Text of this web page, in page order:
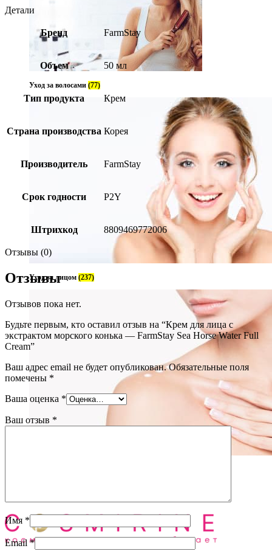
Уход за волосами (77)
Уход за лицом (237)
Детали
Бренд FarmStay
Объем 50 мл
Тип продукта Крем
Страна производства Корея
Производитель FarmStay
Срок годности P2Y
Штрихкод 8809469772006
Отзывы (0)
Отзывы
Отзывов пока нет.
Будьте первым, кто оставил отзыв на “Крем для лица с
экстрактом морского конька — FarmStay Sea Horse Water Full
Cream”
Ваш адрес email не будет опубликован. Обязательные поля
помечены *
Ваша оценка *
Ваш отзыв *
Имя *
Email*